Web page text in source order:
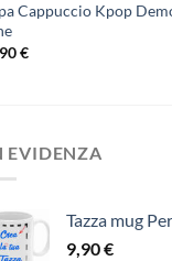
Cappuccio Kpop
€
EVIDENZA
Tazza mug
9,90€